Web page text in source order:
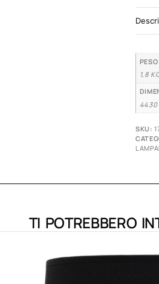
PESO
1,8
4430
SKU:
TI POTREBBERO